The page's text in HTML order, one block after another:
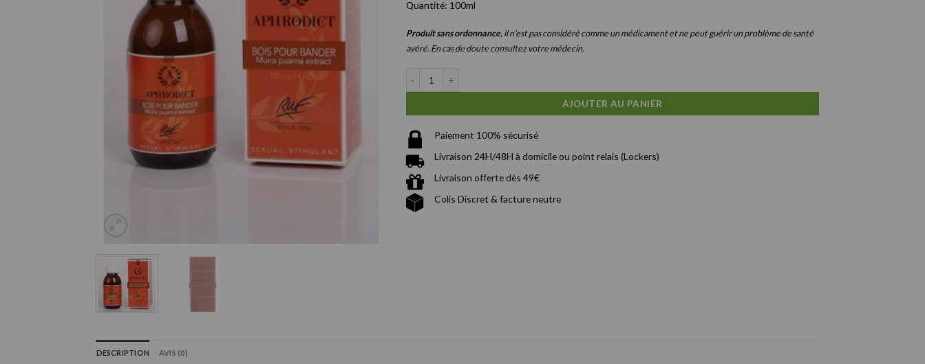
Quantité: 100ml
Produit sans ordonnance, il n’est pas considéré comme un médicament et ne peut guérir un problème de santé
avéré. En cas de doute consultez votre médecin.
AJOUTER AU PANIER
Paiement 100% sécurisé
Livraison 24H/48H à domicile ou point relais (Lockers)
Livraison offerte dès 49€
Colis Discret & facture neutre
DESCRIPTION AVIS (0)